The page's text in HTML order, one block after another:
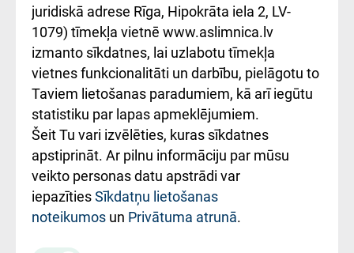
kārtība
Kā pie mums nokļūt
Rēķinu apmaksas
ceļvedis
Rekvizīti un
ārstniecības
iestādes kods
010000234
Україною
juridiskā adrese Rīga, Hipokrāta iela 2, LV-
1079) tīmekļa vietnē www.aslimnica.lv
izmanto sīkdatnes, lai uzlabotu tīmekļa
vietnes funkcionalitāti un darbību, pielāgotu to
Taviem lietošanas paradumiem, kā arī iegūtu
statistiku par lapas apmeklējumiem.
Šeit Tu vari izvēlēties, kuras sīkdatnes
apstiprināt. Ar pilnu informāciju par mūsu
veikto personas datu apstrādi var
iepazītiesSīkdatņu lietošanas
noteikumos un Privātuma atrunā.